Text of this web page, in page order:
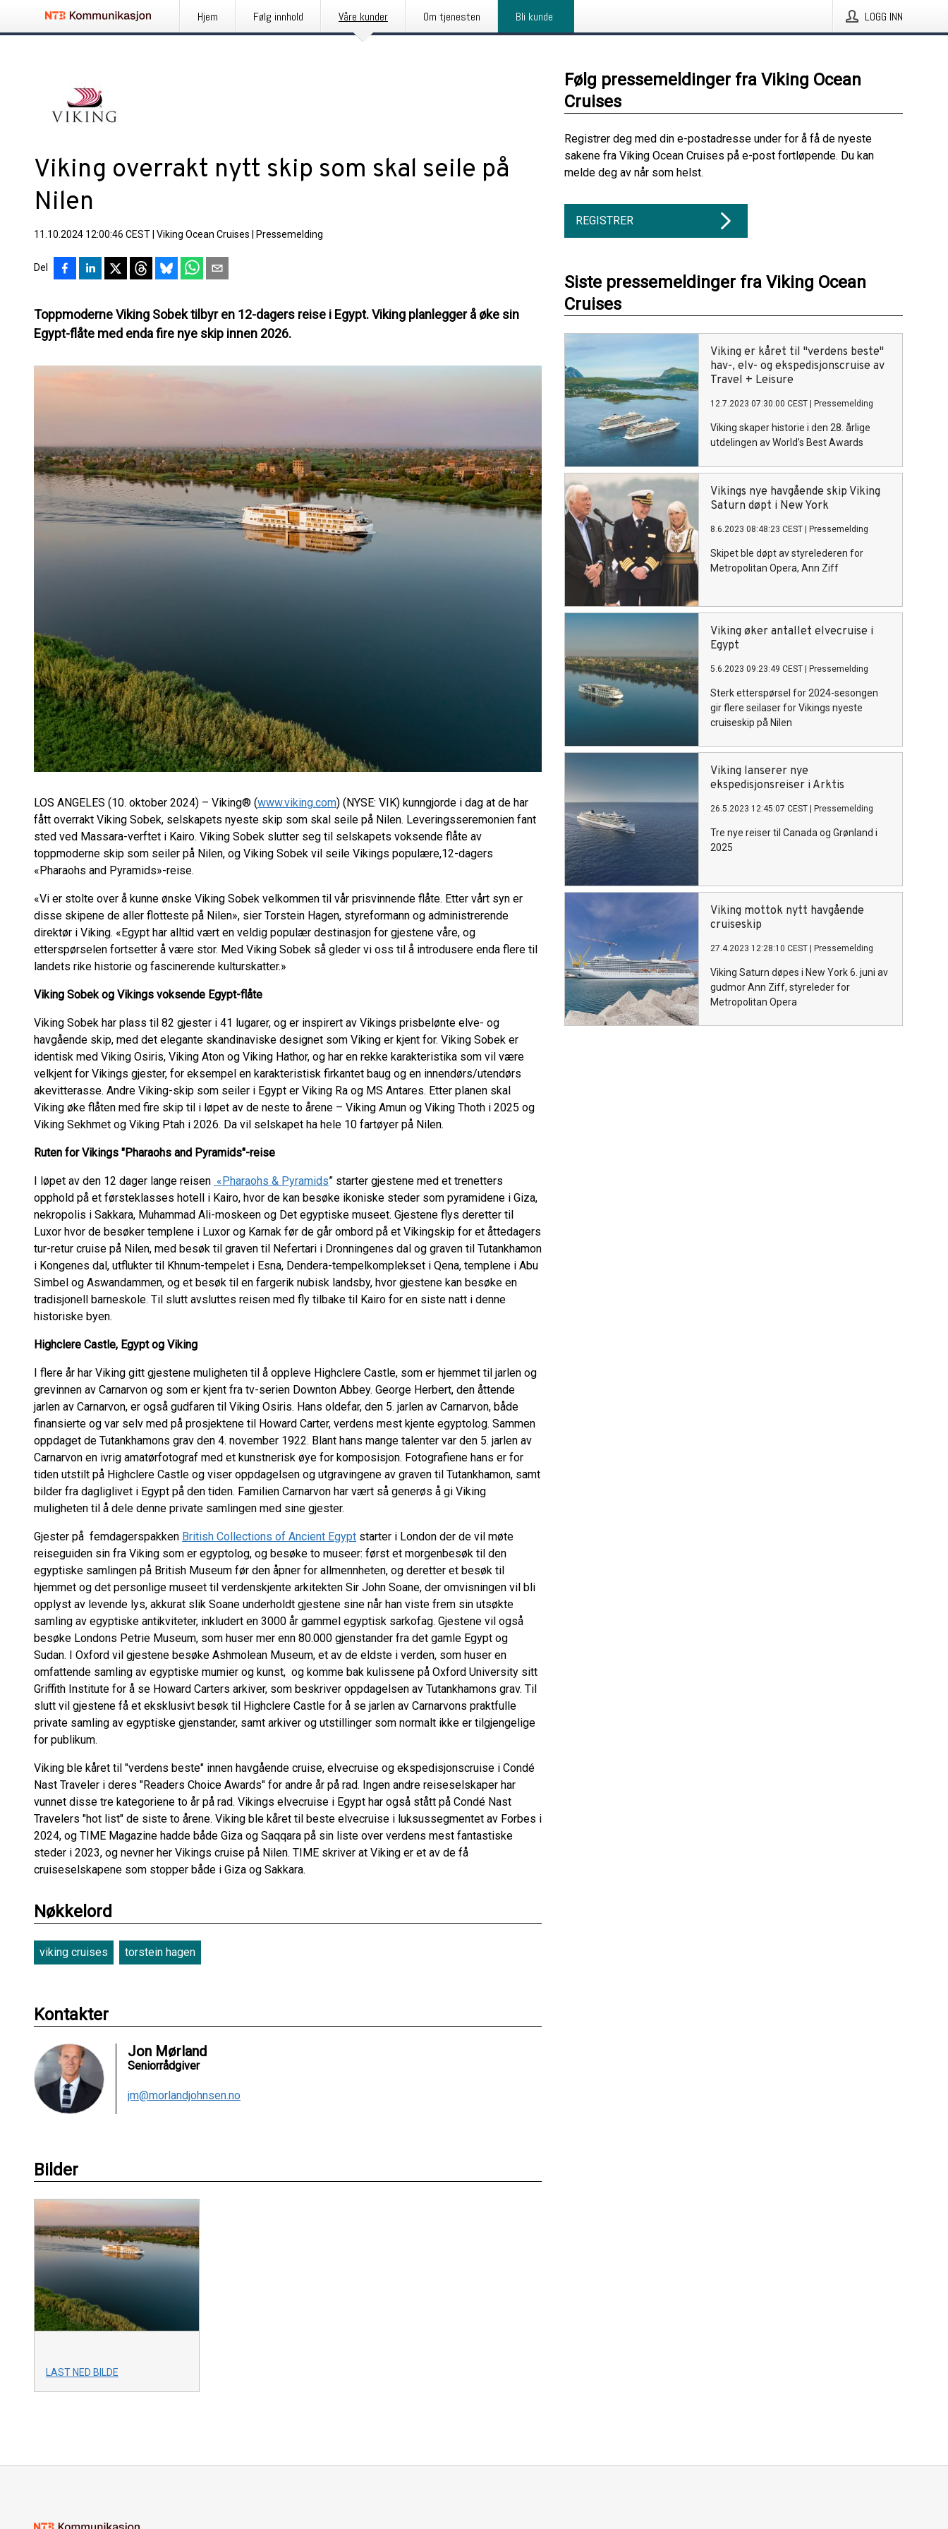
Hjem Følg innhold Våre kunder Om tjenesten Bli kunde LOGG INN
Viking overrakt nytt skip som skal seile på
Nilen
11.10.2024 12:00:46 CEST Viking Ocean Cruises Pressemelding
Del
Toppmoderne Viking Sobek tilbyr en 12-dagers reise i Egypt. Viking planlegger å øke sin
Egypt-flåte med enda fire nye skip innen 2026.
LOS ANGELES (10. oktober 2024) – Viking® (www.viking.com) (NYSE: VIK) kunngjorde i dag at de har
fått overrakt Viking Sobek, selskapets nyeste skip som skal seile på Nilen. Leveringsseremonien fant
sted ved Massara-verftet i Kairo. Viking Sobek slutter seg til selskapets voksende flåte av
toppmoderne skip som seiler på Nilen, og Viking Sobek vil seile Vikings populære,12-dagers
«Pharaohs and Pyramids»-reise.
«Vi er stolte over å kunne ønske Viking Sobek velkommen til vår prisvinnende flåte. Etter vårt syn er
disse skipene de aller flotteste på Nilen», sier Torstein Hagen, styreformann og administrerende
direktør i Viking. «Egypt har alltid vært en veldig populær destinasjon for gjestene våre, og
etterspørselen fortsetter å være stor. Med Viking Sobek så gleder vi oss til å introdusere enda flere til
landets rike historie og fascinerende kulturskatter.»
Viking Sobek og Vikings voksende Egypt-flåte
Viking Sobek har plass til 82 gjester i 41 lugarer, og er inspirert av Vikings prisbelønte elve- og
havgående skip, med det elegante skandinaviske designet som Viking er kjent for. Viking Sobek er
identisk med Viking Osiris, Viking Aton og Viking Hathor, og har en rekke karakteristika som vil være
velkjent for Vikings gjester, for eksempel en karakteristisk firkantet baug og en innendørs/utendørs
akevitterasse. Andre Viking-skip som seiler i Egypt er Viking Ra og MS Antares. Etter planen skal
Viking øke flåten med fire skip til i løpet av de neste to årene – Viking Amun og Viking Thoth i 2025 og
Viking Sekhmet og Viking Ptah i 2026. Da vil selskapet ha hele 10 fartøyer på Nilen.
Ruten for Vikings "Pharaohs and Pyramids"-reise
I løpet av den 12 dager lange reisen «Pharaohs & Pyramids” starter gjestene med et trenetters
opphold på et førsteklasses hotell i Kairo, hvor de kan besøke ikoniske steder som pyramidene i Giza,
nekropolis i Sakkara, Muhammad Ali-moskeen og Det egyptiske museet. Gjestene flys deretter til
Luxor hvor de besøker templene i Luxor og Karnak før de går ombord på et Vikingskip for et åttedagers
tur-retur cruise på Nilen, med besøk til graven til Nefertari i Dronningenes dal og graven til Tutankhamon
i Kongenes dal, utflukter til Khnum-tempelet i Esna, Dendera-tempelkomplekset i Qena, templene i Abu
Simbel og Aswandammen, og et besøk til en fargerik nubisk landsby, hvor gjestene kan besøke en
tradisjonell barneskole. Til slutt avsluttes reisen med fly tilbake til Kairo for en siste natt i denne
historiske byen.
Highclere Castle, Egypt og Viking
I flere år har Viking gitt gjestene muligheten til å oppleve Highclere Castle, som er hjemmet til jarlen og
grevinnen av Carnarvon og som er kjent fra tv-serien Downton Abbey. George Herbert, den åttende
jarlen av Carnarvon, er også gudfaren til Viking Osiris. Hans oldefar, den 5. jarlen av Carnarvon, både
finansierte og var selv med på prosjektene til Howard Carter, verdens mest kjente egyptolog. Sammen
oppdaget de Tutankhamons grav den 4. november 1922. Blant hans mange talenter var den 5. jarlen av
Carnarvon en ivrig amatørfotograf med et kunstnerisk øye for komposisjon. Fotografiene hans er for
tiden utstilt på Highclere Castle og viser oppdagelsen og utgravingene av graven til Tutankhamon, samt
bilder fra dagliglivet i Egypt på den tiden. Familien Carnarvon har vært så generøs å gi Viking
muligheten til å dele denne private samlingen med sine gjester.
Gjester på femdagerspakken British Collections of Ancient Egypt starter i London der de vil møte
reiseguiden sin fra Viking som er egyptolog, og besøke to museer: først et morgenbesøk til den
egyptiske samlingen på British Museum før den åpner for allmennheten, og deretter et besøk til
hjemmet og det personlige museet til verdenskjente arkitekten Sir John Soane, der omvisningen vil bli
opplyst av levende lys, akkurat slik Soane underholdt gjestene sine når han viste frem sin utsøkte
samling av egyptiske antikviteter, inkludert en 3000 år gammel egyptisk sarkofag. Gjestene vil også
besøke Londons Petrie Museum, som huser mer enn 80.000 gjenstander fra det gamle Egypt og
Sudan. I Oxford vil gjestene besøke Ashmolean Museum, et av de eldste i verden, som huser en
omfattende samling av egyptiske mumier og kunst, og komme bak kulissene på Oxford University sitt
Griffith Institute for å se Howard Carters arkiver, som beskriver oppdagelsen av Tutankhamons grav. Til
slutt vil gjestene få et eksklusivt besøk til Highclere Castle for å se jarlen av Carnarvons praktfulle
private samling av egyptiske gjenstander, samt arkiver og utstillinger som normalt ikke er tilgjengelige
for publikum.
Viking ble kåret til "verdens beste" innen havgående cruise, elvecruise og ekspedisjonscruise i Condé
Nast Traveler i deres "Readers Choice Awards" for andre år på rad. Ingen andre reiseselskaper har
vunnet disse tre kategoriene to år på rad. Vikings elvecruise i Egypt har også stått på Condé Nast
Travelers "hot list" de siste to årene. Viking ble kåret til beste elvecruise i luksussegmentet av Forbes i
2024, og TIME Magazine hadde både Giza og Saqqara på sin liste over verdens mest fantastiske
steder i 2023, og nevner her Vikings cruise på Nilen. TIME skriver at Viking er et av de få
cruiseselskapene som stopper både i Giza og Sakkara.
Nøkkelord
viking cruises torstein hagen
Kontakter
Jon Mørland
Seniorrådgiver
jm@morlandjohnsen.no
Bilder
LAST NED BILDE
Følg pressemeldinger fra Viking Ocean
Cruises
Registrer deg med din e-postadresse under for å få de nyeste
sakene fra Viking Ocean Cruises på e-post fortløpende. Du kan
melde deg av når som helst.
REGISTRER
Siste pressemeldinger fra Viking Ocean
Cruises
Viking er kåret til "verdens beste"
hav-, elv- og ekspedisjonscruise av
Travel + Leisure
12.7.2023 07:30:00 CEST Pressemelding
Viking skaper historie i den 28. årlige
utdelingen av World’s Best Awards
Vikings nye havgående skip Viking
Saturn døpt i New York
8.6.2023 08:48:23 CEST Pressemelding
Skipet ble døpt av styrelederen for
Metropolitan Opera, Ann Ziff
Viking øker antallet elvecruise i
Egypt
5.6.2023 09:23:49 CEST Pressemelding
Sterk etterspørsel for 2024-sesongen
gir flere seilaser for Vikings nyeste
cruiseskip på Nilen
Viking lanserer nye
ekspedisjonsreiser i Arktis
26.5.2023 12:45:07 CEST Pressemelding
Tre nye reiser til Canada og Grønland i
2025
Viking mottok nytt havgående
cruiseskip
27.4.2023 12:28:10 CEST Pressemelding
Viking Saturn døpes i New York 6. juni av
gudmor Ann Ziff, styreleder for
Metropolitan Opera